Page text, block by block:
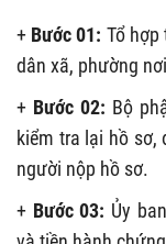
+ Bước 01: Tổ hợp
dân xã, phường
+ Bước 02: Bộ
kiểm tra lại hồ
người nộp hồ sơ.
+ Bước 03: Ủy